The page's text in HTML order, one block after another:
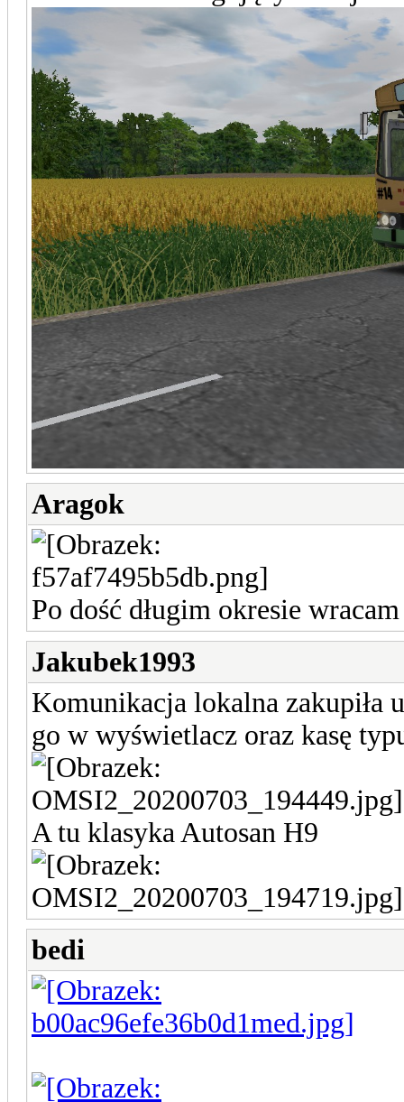
Aragok
Po dość długim okresie
Jakubek1993
Komunikacja lokalna zakupiła
go w wyświetlacz oraz kasę
A tu klasyka Autosan H9
bedi